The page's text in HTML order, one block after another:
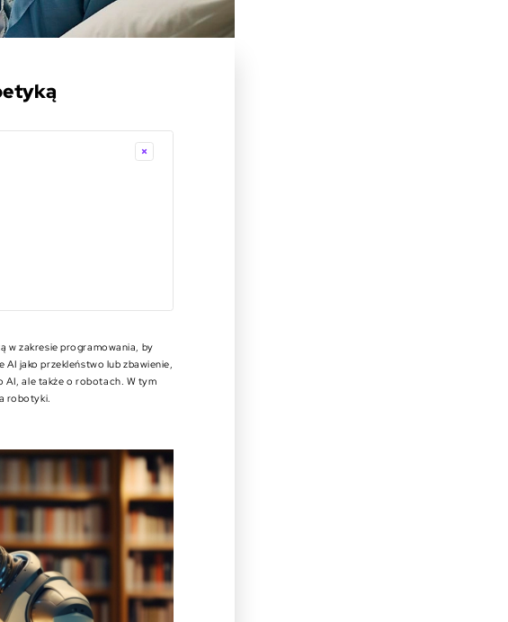
w zakresie programowania, by
jako przekleństwo lub zbawienie,
AI, ale także o robotach. W tym
robotyki.